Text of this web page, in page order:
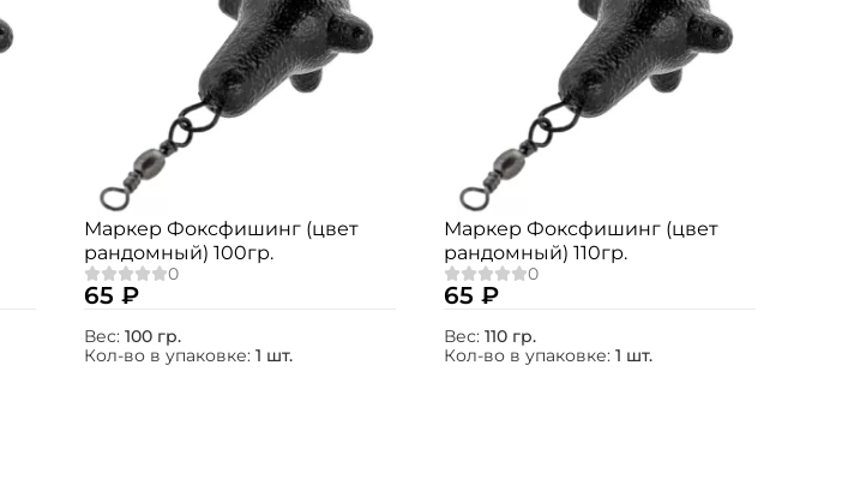
Маркер Фоксфишинг (цвет
рандомный) 100гр.
65 ₽
Вес: 100 гр.
Кол-во в упаковке: 1 шт.
Маркер Фоксфишинг (цвет
рандомный) 110гр.
65 ₽
Вес: 110 гр.
Кол-во в упаковке: 1 шт.